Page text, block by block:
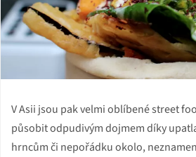
V Asii jsou pak velmi oblíbené street
působit odpudivým dojmem díky
hrncům či nepořádku okolo,